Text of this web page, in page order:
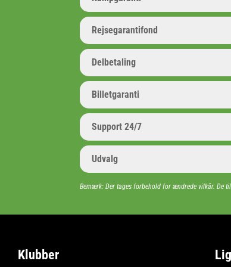
Rejsegarantifond
Delbetaling
Billetgaranti
Support 24/7
Udvalg
Bemærk: Der tages forbehold for ændrede vilkår. De
Klubber